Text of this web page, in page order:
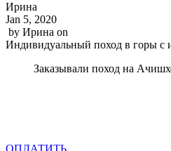
Ирина
Jan 5, 2020
by Ирина on
Индивидуальный поход в горы с
Заказывали поход на